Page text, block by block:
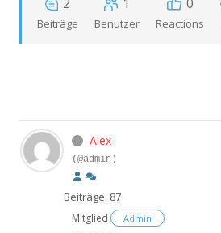
Beiträge Benutzer Reactions
Alex
(@admin)
Beiträge: 87
Mitglied Admin